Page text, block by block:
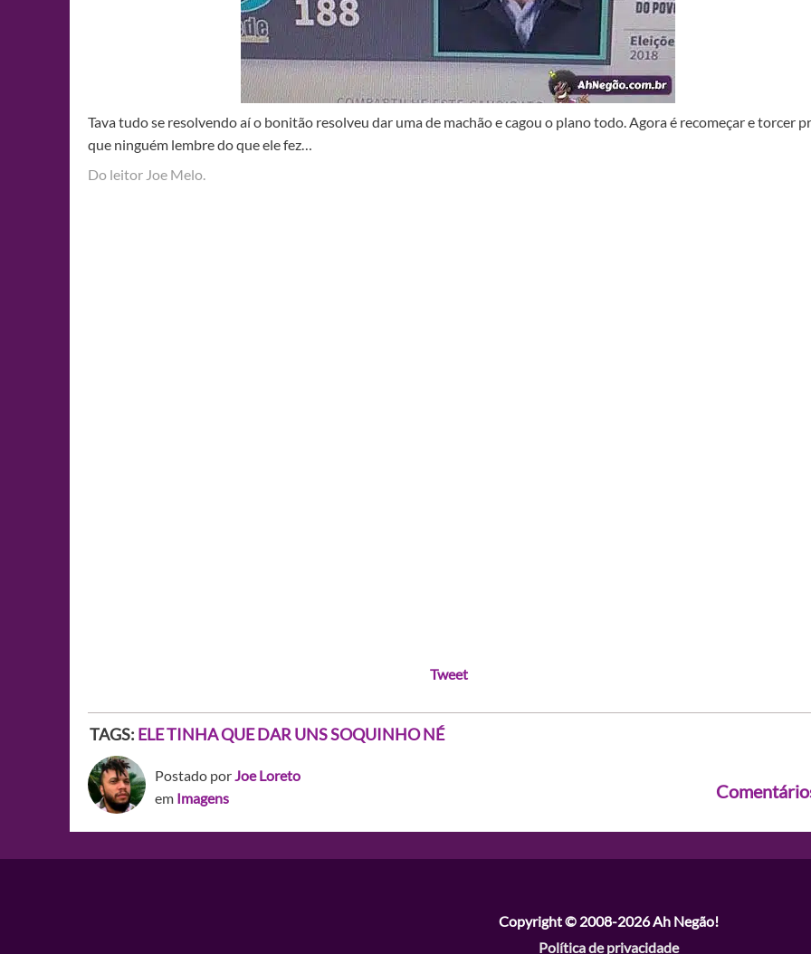
Tava tudo se resolvendo aí o bonitão resolveu dar uma de machão e cagou o plano todo. Agora é recomeçar e torcer
que ninguém lembre do que ele fez…
Do leitor Joe Melo.
Tweet
TAGS: ELE TINHA QUE DAR UNS SOQUINHO NÉ
Postado porJoe Loreto
em Imagens
Copyright © 2008-2026Ah Negão!
Política de privacidade